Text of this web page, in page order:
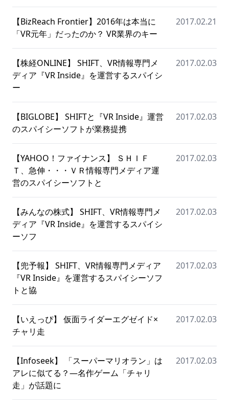
【BizReach Frontier】2016年は本当に
「VR元年」だったのか？ VR業界のキー
2017.02.21
【株経ONLINE】 SHIFT、VR情報専門メ
ディア『VR Inside』を運営するスパイシ
ー
2017.02.03
【BIGLOBE】 SHIFTと『VR Inside』運営
のスパイシーソフトが業務提携
2017.02.03
【YAHOO！ファイナンス】 ＳＨＩＦ
Ｔ、急伸・・・ＶＲ情報専門メディア運
営のスパイシーソフトと
2017.02.03
【みんなの株式】 SHIFT、VR情報専門メ
ディア『VR Inside』を運営するスパイシ
ーソフ
2017.02.03
【兜予報】 SHIFT、VR情報専門メディア
『VR Inside』を運営するスパイシーソフ
トと協
2017.02.03
【いえっぴ】 仮面ライダーエグゼイド×
チャリ走
2017.02.03
【Infoseek】 「スーパーマリオラン」は
アレに似てる？―名作ゲーム「チャリ
走」が話題に
2017.02.03